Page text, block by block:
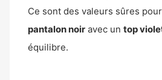
Ce sont des valeurs sûres
pantalon noir avec un top
équilibre.